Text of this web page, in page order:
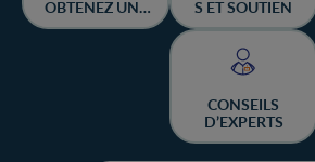
OBTENEZ UNE
CHANCE DE
S ET SOUTIEN
CONSEILS
D’EXPERTS